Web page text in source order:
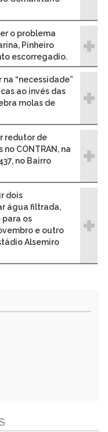
o problema
Pinheiro
escorregadio.
“necessidade”
ao invés das
molas de
redutor de
CONTRAN, na
no Bairro
dois
água filtrada,
os
e outro
Alsemiro